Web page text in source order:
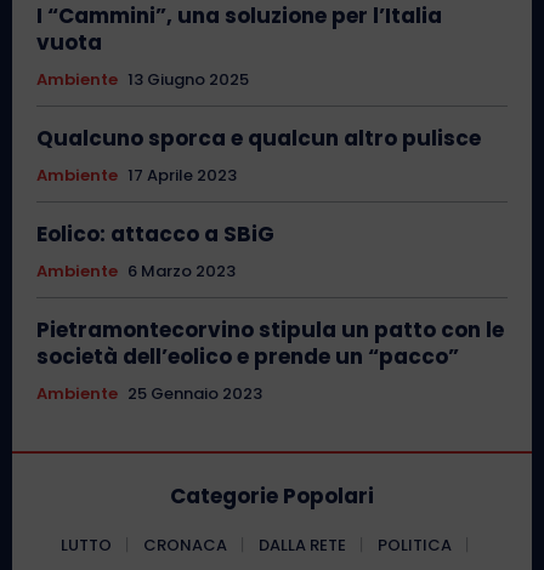
I “Cammini”, una soluzione per l’Italia
vuota
Ambiente 13 Giugno 2025
Qualcuno sporca e qualcun altro pulisce
Ambiente 17 Aprile 2023
Eolico: attacco a SBiG
Ambiente 6 Marzo 2023
Pietramontecorvino stipula un patto con le
società dell’eolico e prende un “pacco”
Ambiente 25 Gennaio 2023
Categorie Popolari
LUTTO CRONACA DALLA RETE
POLITICA